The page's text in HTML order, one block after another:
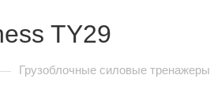
TY29
— Грузоблочные силовые тренажеры